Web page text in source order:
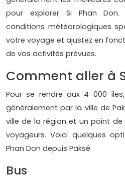
pour explorer Si Phan Don.
conditions météorologiques
votre voyage et ajustez en
de vos activités prévues.
Comment aller à
Pour se rendre aux 4 000
généralement par la ville de
ville de la région et un point
voyageurs. Voici quelques
Phan Don depuis Paksé
Bus